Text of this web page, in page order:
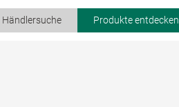
Produkte entdecken